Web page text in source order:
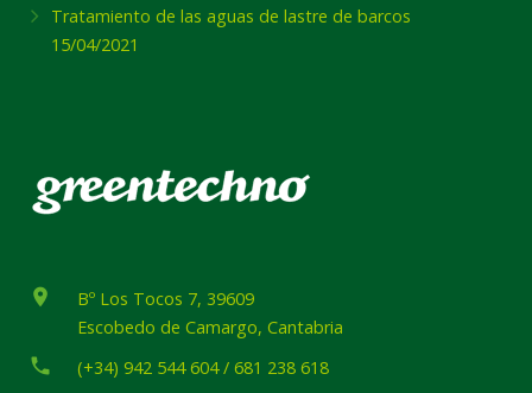
Tratamiento de las aguas de lastre de barcos
15/04/2021
place
Bº Los Tocos 7, 39609
Escobedo de Camargo, Cantabria
phone (+34) 942 544 604 / 681 238 618